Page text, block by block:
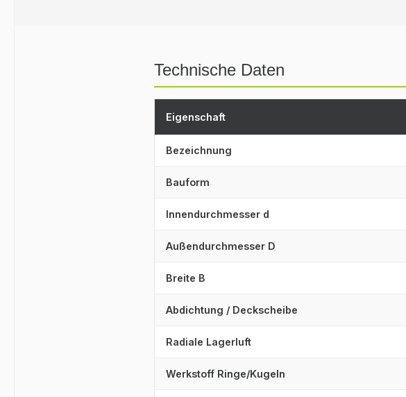
Technische Daten
Eigenschaft
Bezeichnung
Bauform
Innendurchmesser d
Außendurchmesser D
Breite B
Abdichtung / Deckscheibe
Radiale Lagerluft
Werkstoff Ringe/Kugeln